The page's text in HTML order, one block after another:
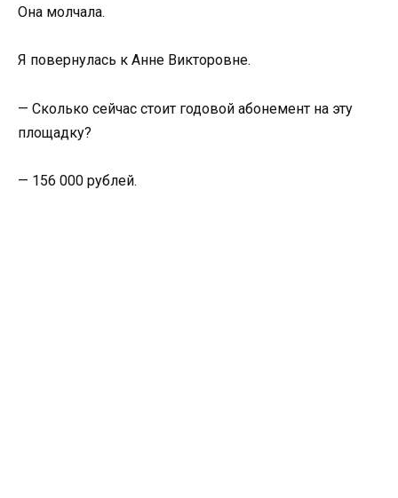
Она молчала.
Я повернулась к Анне Викторовне.
— Сколько сейчас стоит годовой абонемент на эту
площадку?
— 156 000 рублей.